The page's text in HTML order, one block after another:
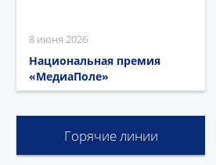
8 июня 2026
Национальная премия
«МедиаПоле»
Горячие линии